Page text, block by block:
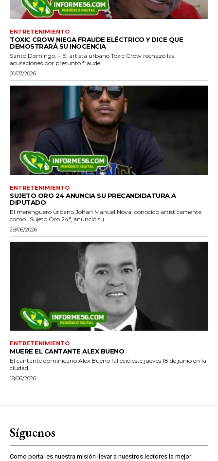
ENTRETENIMIENTO
TOXIC CROW NIEGA FRAUDE ELÉCTRICO Y DICE QUE
DEMOSTRARÁ SU INOCENCIA
Santo Domingo. – El artista urbano Toxic Crow rechazó las
acusaciones por presunto fraude...
01/07/2026
ENTRETENIMIENTO
SUJETO ORO 24 ANUNCIA SU PRECANDIDATURA A
DIPUTADO
El merenguero urbano Johan Manuel Nova, conocido artísticamente
como "Sujeto Oro 24", anunció su...
29/06/2026
ENTRETENIMIENTO
MUERE EL CANTANTE ALEX BUENO
El cantante dominicano Alex Bueno falleció este jueves 18 de junio en la
ciudad...
18/06/2026
Síguenos
Como portal es nuestra misión llevar a nuestros lectores la mejor